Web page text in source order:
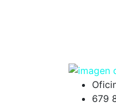
679